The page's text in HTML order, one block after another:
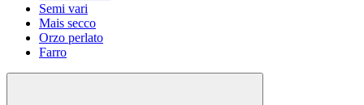
Semi vari
Mais secco
Orzo perlato
Farro